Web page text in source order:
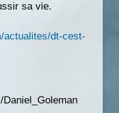
sa vie.
actualites/dt-cest-